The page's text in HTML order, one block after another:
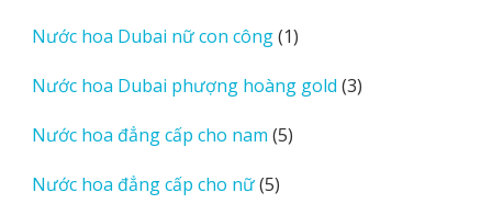
phẩm
Nước hoa Dubai nữ con công 11
phẩm
Nước hoa Dubai phượng hoàng gold 33
Nước hoa đẳng cấp cho nam 55
Nước hoa đẳng cấp cho nữ 55